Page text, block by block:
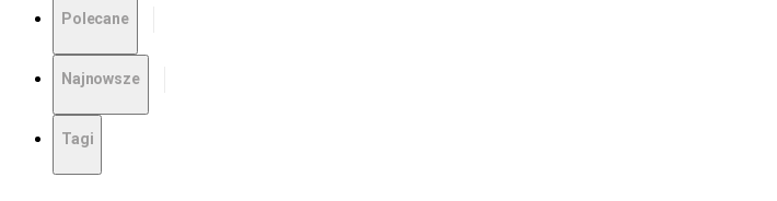
Polecane
Najnowsze
Tagi